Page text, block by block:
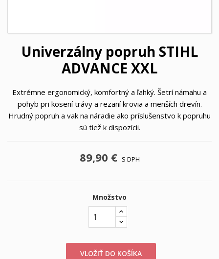
Univerzálny popruh STIHL
ADVANCE XXL
Extrémne ergonomický, komfortný a ľahký. Šetrí námahu a
pohyb pri kosení trávy a rezaní krovia a menších drevín.
Hrudný popruh a vak na náradie ako príslušenstvo k popruhu
sú tiež k dispozícii.
89,90 € S DPH
Množstvo
VLOŽIŤ DO KOŠÍKA